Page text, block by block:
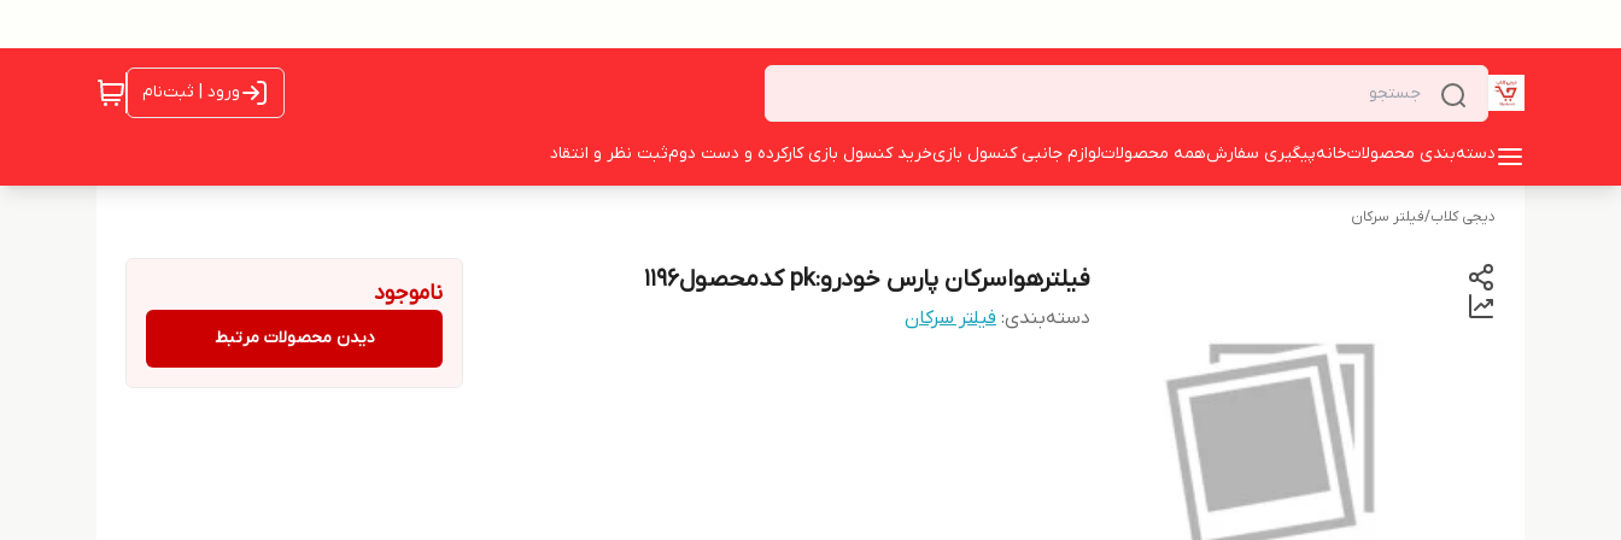
ورود | ثبت‌نام
دسته‌بندی محصولاتخانهپیگیری سفارشهمه محصولاتلوازم جانبی کنسول بازیخرید کنسول بازی کارکرده و دست دومثبت نظر و انتقاد
دیجی کلاب/فیلتر سرکان
فیلترهواسرکان پارس خودرو:pk کدمحصول1196
دسته‌بندی: فیلتر سرکان
ناموجود
دیدن محصولات مرتبط